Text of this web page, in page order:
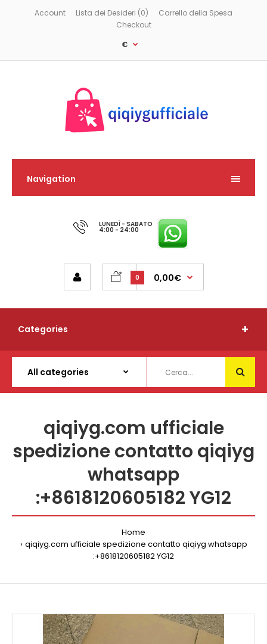
Account Lista dei Desideri (0)
Carrello della Spesa
Checkout
€
Navigation
LUNEDÌ - SABATO
4:00 - 24:00
0 0,00€
Categories
qiqiyg.com ufficiale
spedizione contatto qiqiyg
whatsapp
:+8618120605182 YG12
Home
qiqiyg.com ufficiale spedizione contatto qiqiyg whatsapp
:+8618120605182 YG12